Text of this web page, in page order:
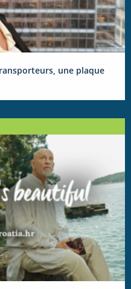
une plaque